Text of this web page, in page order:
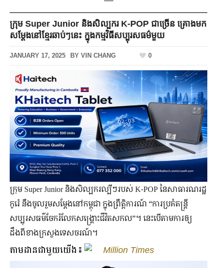
ក្រុម Super Junior និងសិល្បករ K-POP ជាច្រើន គ្រោងមក
សម្តែងនៅខ្មែរឆាប់ៗនេះ ក្នុងកម្មវិធីសប្បុរសធម៌មួយ
JANUARY 17, 2025 BY VIN CHANG 0
ក្រុម Super Junior និង​សិល្បករ​ល្បី​ៗ​របស់ K-POP នៃ​សាធារណរដ្ឋ​
កូរ៉េ នឹង​ចូលរួម​សម្ដែង​នៅ​កម្ពុជា​ ក្នុង​ព្រឹត្តិការណ៍ “ការ​ប្រគំ​តន្ត្រី​
សប្បុរសធម៌​ចែក​រំលែក​សង្គ្រោះ​ជីវិត​សកល”។ នេះបើតាមការឲ្យ
ដឹងពីខាងក្រសួងទេសចរណ៍។
តាមដានជាមួយយើង៖ Million Times